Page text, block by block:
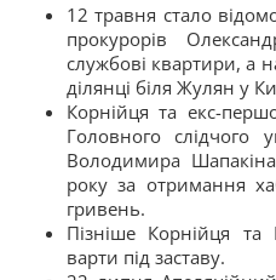
12 травня стало
прокурорів
службові квартири, а
ділянці біля Жулян у
Корнійця та екс-
Головного слідчого
Володимира
року за отримання
гривень.
Пізніше Корнійця та
варти під заставу.